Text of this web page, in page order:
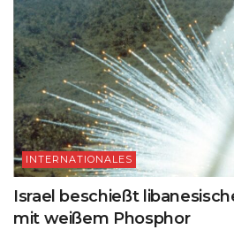
INTERNATIONALES
Israel beschießt
mit weißem Phosphor